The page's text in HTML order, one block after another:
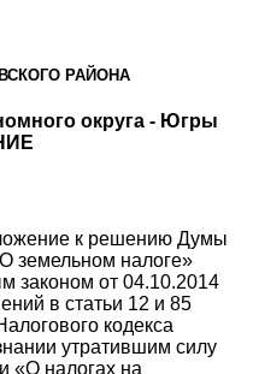
РАЙОНА
округа - Югры
к решению Думы
земельном налоге»
законом от 04.10.2014
в статьи 12 и 85
кодекса
утратившим силу
«О налогах на